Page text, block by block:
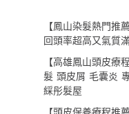
【鳳山染髮熱門推
回頭率超高又氣質
【高雄鳳山頭皮療
髮 頭皮屑 毛囊炎
綵彤髮屋